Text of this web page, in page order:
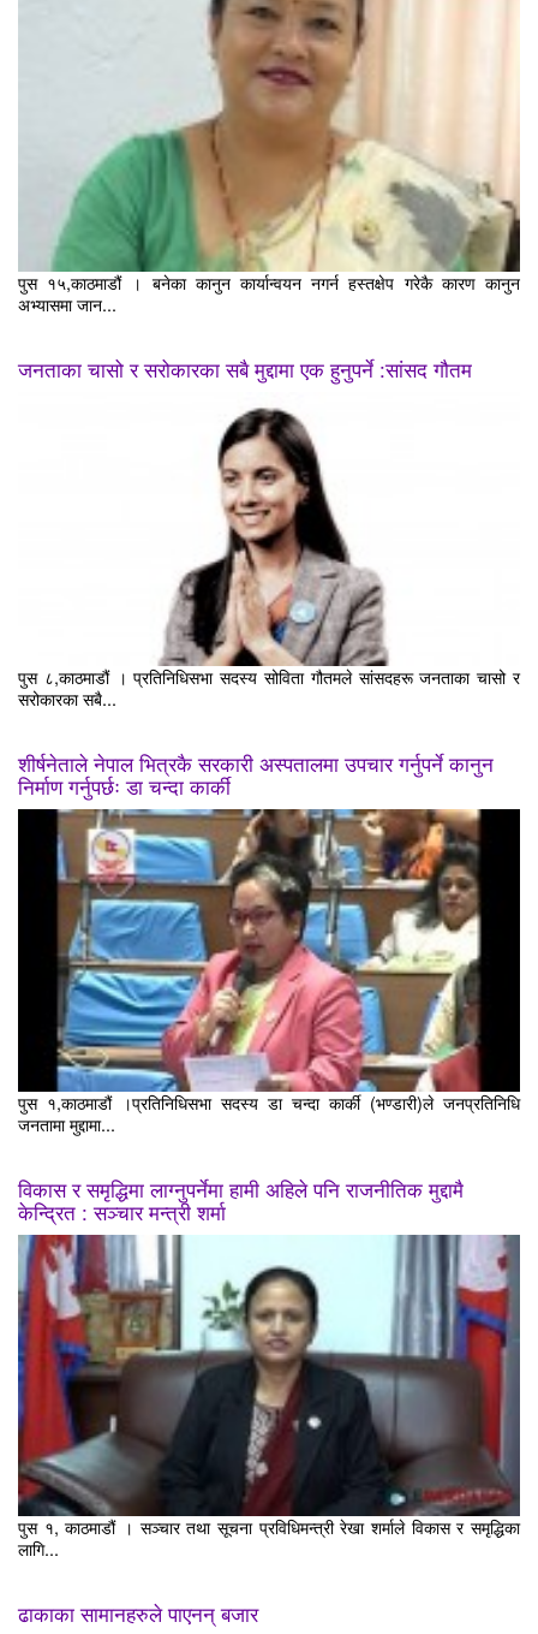
पुस १५,काठमाडौं । बनेका कानुन कार्यान्वयन नगर्न हस्तक्षेप गरेकै कारण कानुन
अभ्यासमा जान...
जनताका चासो र सरोकारका सबै मुद्दामा एक हुनुपर्ने :सांसद गौतम
पुस ८,काठमाडौं । प्रतिनिधिसभा सदस्य सोविता गौतमले सांसदहरू जनताका चासो र
सरोकारका सबै...
शीर्षनेताले नेपाल भित्रकै सरकारी अस्पतालमा उपचार गर्नुपर्ने कानुन
निर्माण गर्नुपर्छः डा चन्दा कार्की
पुस १,काठमाडौं ।प्रतिनिधिसभा सदस्य डा चन्दा कार्की (भण्डारी)ले जनप्रतिनिधि
जनतामा मुद्दामा...
विकास र समृद्धिमा लाग्नुपर्नेमा हामी अहिले पनि राजनीतिक मुद्दामै
केन्द्रित : सञ्चार मन्त्री शर्मा
पुस १, काठमाडौं । सञ्चार तथा सूचना प्रविधिमन्त्री रेखा शर्माले विकास र समृद्धिका
लागि...
ढाकाका सामानहरुले पाएनन् बजार